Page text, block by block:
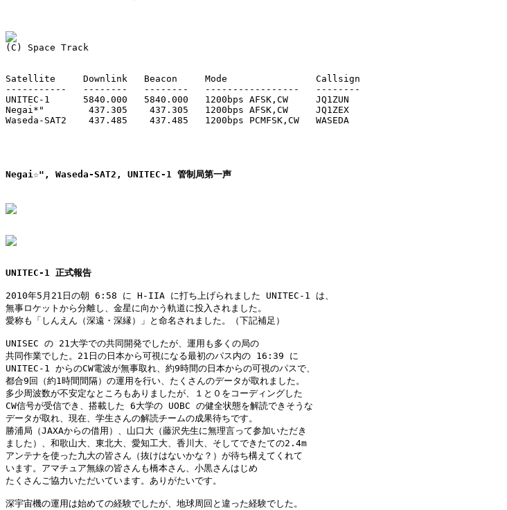
Satellite     Downlink   Beacon     Mode                Callsign
-----------   --------   --------   -----------------   --------
UNITEC-1      5840.000   5840.000   1200bps AFSK,CW     JQ1ZUN
Negai*"        437.305    437.305   1200bps AFSK,CW     JQ1ZEX
Waseda-SAT2    437.485    437.485   1200bps PCMFSK,CW   WASEDA
Negai☆", Waseda-SAT2, UNITEC-1 管制局第一声
UNITEC-1 正式報告
2010年5月21日の朝 6:58 に H-IIA に打ち上げられました UNITEC-1 は、
無事ロケットから分離し、金星に向かう軌道に投入されました。
愛称も「しんえん（深遠・深縁）」と命名されました。（下記補足）
UNISEC の 21大学での共同開発でしたが、運用も多くの局の
共同作業でした。21日の日本から可視になる最初のパス内の 16:39 に
UNITEC-1 からのCW電波が無事取れ、約9時間の日本からの可視のパスで、
都合9回（約1時間間隔）の運用を行い、たくさんのデータが取れました。
多少周波数が不安定なところもありましたが、１と０をコーディングした
CW信号が受信でき、搭載した 6大学の UOBC の健全状態を解読できそうな
データが取れ、現在、学生さんの解読チームの成果待ちです。
勝浦局（JAXAからの借用）、山口大（藤沢先生に無理言って参加いただき
ました）、和歌山大、東北大、愛知工大、香川大、そしてできたての2.4m
アンテナを使った九大の皆さん（抜けはないかな？）が待ち構えてくれて
います。アマチュア無線の皆さんも橋本さん、小黒さんはじめ
たくさんご協力いただいています。ありがたいです。
深宇宙機の運用は始めての経験でしたが、地球周回と違った経験でした。